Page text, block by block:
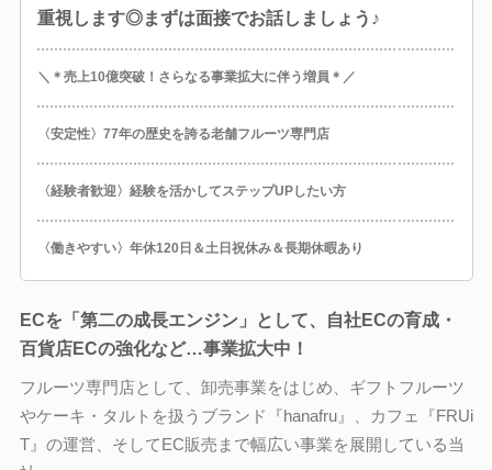
重視します◎まずは面接でお話しましょう♪
＼＊売上10億突破！さらなる事業拡大に伴う増員＊／
〈安定性〉77年の歴史を誇る老舗フルーツ専門店
〈経験者歓迎〉経験を活かしてステップUPしたい方
〈働きやすい〉年休120日＆土日祝休み＆長期休暇あり
ECを「第二の成長エンジン」として、自社ECの育成・
百貨店ECの強化など…事業拡大中！
フルーツ専門店として、卸売事業をはじめ、ギフトフルーツ
やケーキ・タルトを扱うブランド『hanafru』、カフェ『FRUi
T』の運営、そしてEC販売まで幅広い事業を展開している当